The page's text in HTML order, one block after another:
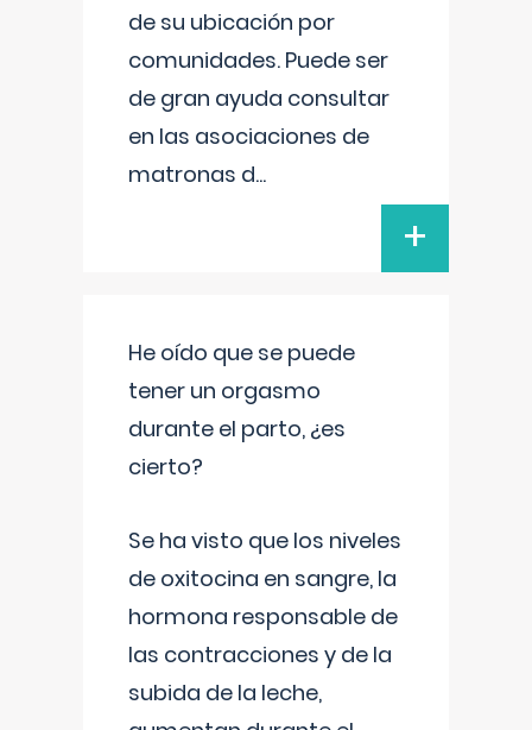
de su ubicación por
comunidades. Puede ser
de gran ayuda consultar
en las asociaciones de
matronas d...
+
He oído que se puede
tener un orgasmo
durante el parto, ¿es
cierto?
Se ha visto que los niveles
de oxitocina en sangre, la
hormona responsable de
las contracciones y de la
subida de la leche,